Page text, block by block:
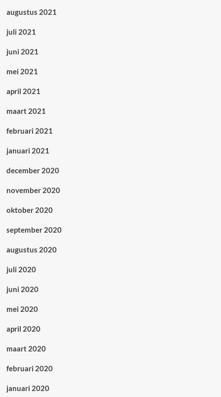
augustus 2021
juli 2021
juni 2021
mei 2021
april 2021
maart 2021
februari 2021
januari 2021
december 2020
november 2020
oktober 2020
september 2020
augustus 2020
juli 2020
juni 2020
mei 2020
april 2020
maart 2020
februari 2020
januari 2020